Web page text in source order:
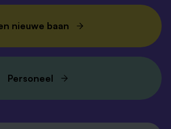
nieuwe baan
Personeel